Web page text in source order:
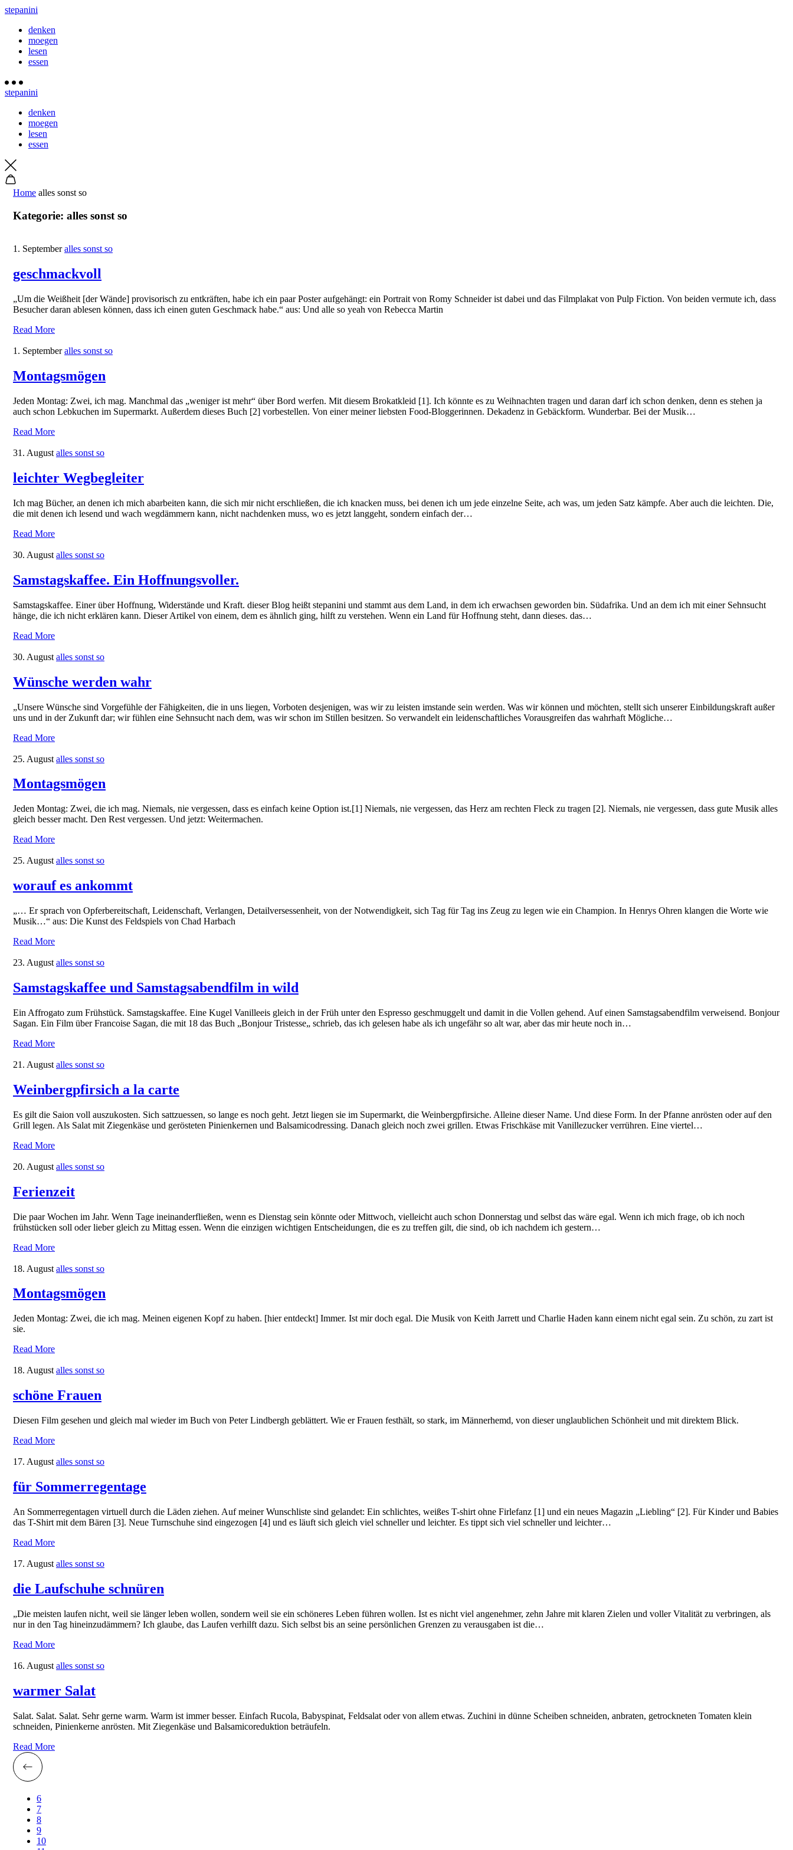
stepanini
denken
moegen
lesen
essen
stepanini
denken
moegen
lesen
essen
Home alles sonst so
Kategorie: alles sonst so
1. September alles sonst so
geschmackvoll
„Um die Weißheit [der Wände] provisorisch zu entkräften, habe ich ein paar Poster aufgehängt: ein Portrait von Romy Schneider ist dabei und das Filmplakat von Pulp Fiction. Von beiden vermute ich, dass
Besucher daran ablesen können, dass ich einen guten Geschmack habe.“ aus: Und alle so yeah von Rebecca Martin
Read More
1. September alles sonst so
Montagsmögen
Jeden Montag: Zwei, ich mag. Manchmal das „weniger ist mehr“ über Bord werfen. Mit diesem Brokatkleid [1]. Ich könnte es zu Weihnachten tragen und daran darf ich schon denken, denn es stehen ja
auch schon Lebkuchen im Supermarkt. Außerdem dieses Buch [2] vorbestellen. Von einer meiner liebsten Food-Bloggerinnen. Dekadenz in Gebäckform. Wunderbar. Bei der Musik…
Read More
31. August alles sonst so
leichter Wegbegleiter
Ich mag Bücher, an denen ich mich abarbeiten kann, die sich mir nicht erschließen, die ich knacken muss, bei denen ich um jede einzelne Seite, ach was, um jeden Satz kämpfe. Aber auch die leichten. Die,
die mit denen ich lesend und wach wegdämmern kann, nicht nachdenken muss, wo es jetzt langgeht, sondern einfach der…
Read More
30. August alles sonst so
Samstagskaffee. Ein Hoffnungsvoller.
Samstagskaffee. Einer über Hoffnung, Widerstände und Kraft. dieser Blog heißt stepanini und stammt aus dem Land, in dem ich erwachsen geworden bin. Südafrika. Und an dem ich mit einer Sehnsucht
hänge, die ich nicht erklären kann. Dieser Artikel von einem, dem es ähnlich ging, hilft zu verstehen. Wenn ein Land für Hoffnung steht, dann dieses. das…
Read More
30. August alles sonst so
Wünsche werden wahr
„Unsere Wünsche sind Vorgefühle der Fähigkeiten, die in uns liegen, Vorboten desjenigen, was wir zu leisten imstande sein werden. Was wir können und möchten, stellt sich unserer Einbildungskraft außer
uns und in der Zukunft dar; wir fühlen eine Sehnsucht nach dem, was wir schon im Stillen besitzen. So verwandelt ein leidenschaftliches Vorausgreifen das wahrhaft Mögliche…
Read More
25. August alles sonst so
Montagsmögen
Jeden Montag: Zwei, die ich mag. Niemals, nie vergessen, dass es einfach keine Option ist.[1] Niemals, nie vergessen, das Herz am rechten Fleck zu tragen [2]. Niemals, nie vergessen, dass gute Musik alles
gleich besser macht. Den Rest vergessen. Und jetzt: Weitermachen.
Read More
25. August alles sonst so
worauf es ankommt
„… Er sprach von Opferbereitschaft, Leidenschaft, Verlangen, Detailversessenheit, von der Notwendigkeit, sich Tag für Tag ins Zeug zu legen wie ein Champion. In Henrys Ohren klangen die Worte wie
Musik…“ aus: Die Kunst des Feldspiels von Chad Harbach
Read More
23. August alles sonst so
Samstagskaffee und Samstagsabendfilm in wild
Ein Affrogato zum Frühstück. Samstagskaffee. Eine Kugel Vanilleeis gleich in der Früh unter den Espresso geschmuggelt und damit in die Vollen gehend. Auf einen Samstagsabendfilm verweisend. Bonjour
Sagan. Ein Film über Francoise Sagan, die mit 18 das Buch „Bonjour Tristesse„ schrieb, das ich gelesen habe als ich ungefähr so alt war, aber das mir heute noch in…
Read More
21. August alles sonst so
Weinbergpfirsich a la carte
Es gilt die Saion voll auszukosten. Sich sattzuessen, so lange es noch geht. Jetzt liegen sie im Supermarkt, die Weinbergpfirsiche. Alleine dieser Name. Und diese Form. In der Pfanne anrösten oder auf den
Grill legen. Als Salat mit Ziegenkäse und gerösteten Pinienkernen und Balsamicodressing. Danach gleich noch zwei grillen. Etwas Frischkäse mit Vanillezucker verrühren. Eine viertel…
Read More
20. August alles sonst so
Ferienzeit
Die paar Wochen im Jahr. Wenn Tage ineinanderfließen, wenn es Dienstag sein könnte oder Mittwoch, vielleicht auch schon Donnerstag und selbst das wäre egal. Wenn ich mich frage, ob ich noch
frühstücken soll oder lieber gleich zu Mittag essen. Wenn die einzigen wichtigen Entscheidungen, die es zu treffen gilt, die sind, ob ich nachdem ich gestern…
Read More
18. August alles sonst so
Montagsmögen
Jeden Montag: Zwei, die ich mag. Meinen eigenen Kopf zu haben. [hier entdeckt] Immer. Ist mir doch egal. Die Musik von Keith Jarrett und Charlie Haden kann einem nicht egal sein. Zu schön, zu zart ist
sie.
Read More
18. August alles sonst so
schöne Frauen
Diesen Film gesehen und gleich mal wieder im Buch von Peter Lindbergh geblättert. Wie er Frauen festhält, so stark, im Männerhemd, von dieser unglaublichen Schönheit und mit direktem Blick.
Read More
17. August alles sonst so
für Sommerregentage
An Sommerregentagen virtuell durch die Läden ziehen. Auf meiner Wunschliste sind gelandet: Ein schlichtes, weißes T-shirt ohne Firlefanz [1] und ein neues Magazin „Liebling“ [2]. Für Kinder und Babies
das T-Shirt mit dem Bären [3]. Neue Turnschuhe sind eingezogen [4] und es läuft sich gleich viel schneller und leichter. Es tippt sich viel schneller und leichter…
Read More
17. August alles sonst so
die Laufschuhe schnüren
„Die meisten laufen nicht, weil sie länger leben wollen, sondern weil sie ein schöneres Leben führen wollen. Ist es nicht viel angenehmer, zehn Jahre mit klaren Zielen und voller Vitalität zu verbringen, als
nur in den Tag hineinzudämmern? Ich glaube, das Laufen verhilft dazu. Sich selbst bis an seine persönlichen Grenzen zu verausgaben ist die…
Read More
16. August alles sonst so
warmer Salat
Salat. Salat. Salat. Sehr gerne warm. Warm ist immer besser. Einfach Rucola, Babyspinat, Feldsalat oder von allem etwas. Zuchini in dünne Scheiben schneiden, anbraten, getrockneten Tomaten klein
schneiden, Pinienkerne anrösten. Mit Ziegenkäse und Balsamicoreduktion beträufeln.
Read More
6
7
8
9
10